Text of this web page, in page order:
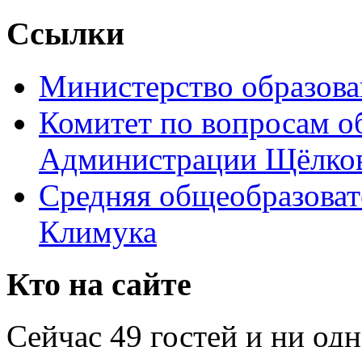
Ссылки
Министерство
Комитет по вопросам
Администрации
Средняя
Климука
Кто на сайте
Сейчас 49 гостей и ни